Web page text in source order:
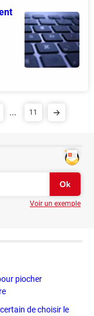
... 11
Voir un exemple
piocher
de choisir le